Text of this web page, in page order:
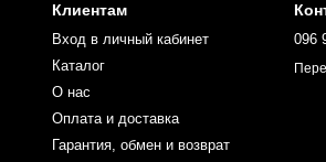
Клиентам
Вход в личный кабинет
Каталог
О нас
Оплата и доставка
Гарантия, обмен и возврат
096